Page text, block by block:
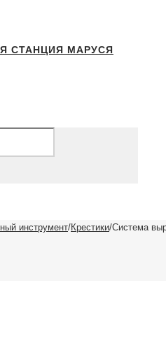
СТАНЦИЯ МАРУСЯ
инструмент/Крестики/Система